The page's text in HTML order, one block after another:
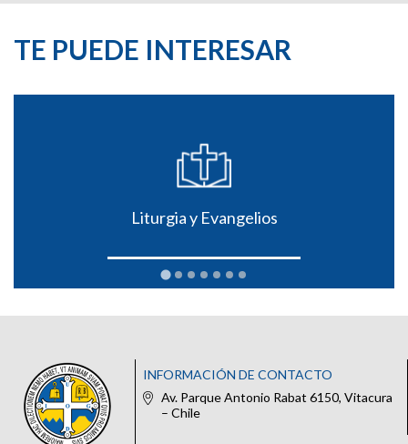
TE PUEDE INTERESAR
Liturgia y Evangelios
INFORMACIÓN DE CONTACTO
Av. Parque Antonio Rabat 6150, Vitacura
– Chile